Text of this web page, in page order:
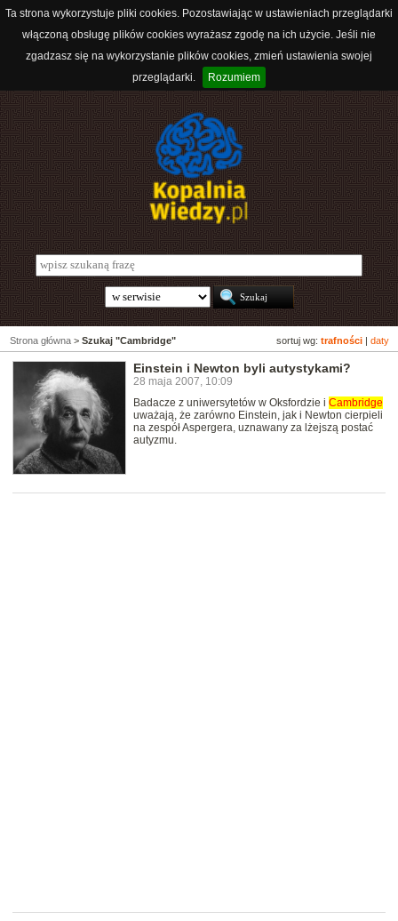
Ta strona wykorzystuje pliki cookies. Pozostawiając w ustawieniach przeglądarki
włączoną obsługę plików cookies wyrażasz zgodę na ich użycie. Jeśli nie
zgadzasz się na wykorzystanie plików cookies, zmień ustawienia swojej
przeglądarki.
Rozumiem
sortuj wg: trafności daty
Strona główna > Szukaj "Cambridge"
Einstein i Newton byli autystykami?
28 maja 2007, 10:09
Badacze z uniwersytetów w Oksfordzie i Cambridge
uważają, że zarówno Einstein, jak i Newton cierpieli
na zespół Aspergera, uznawany za lżejszą postać
autyzmu.